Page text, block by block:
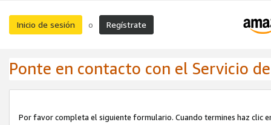
Inicio de sesión o Regístrate
Ponte en contacto con el Servicio
Por favor completa el siguiente formulario. Cuando termines haz clic